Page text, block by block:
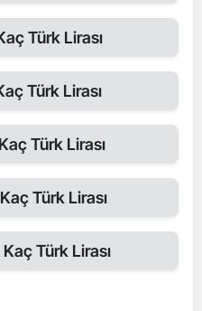
Türk Lirası
Türk Lirası
Kaç Türk Lirası
Kaç Türk Lirası
Kaç Türk Lirası